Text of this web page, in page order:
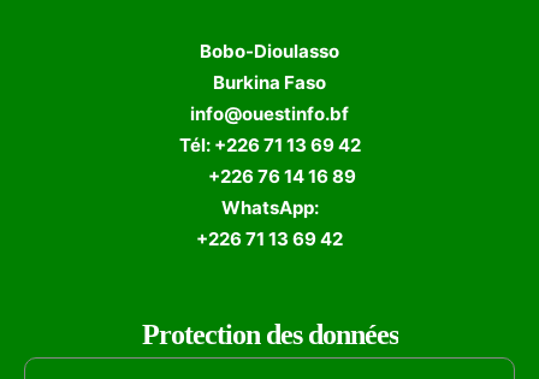
Bobo-Dioulasso
Burkina Faso
info@ouestinfo.bf
Tél: +226 71 13 69 42
+226 76 14 16 89
WhatsApp:
+226 71 13 69 42
Protection des données